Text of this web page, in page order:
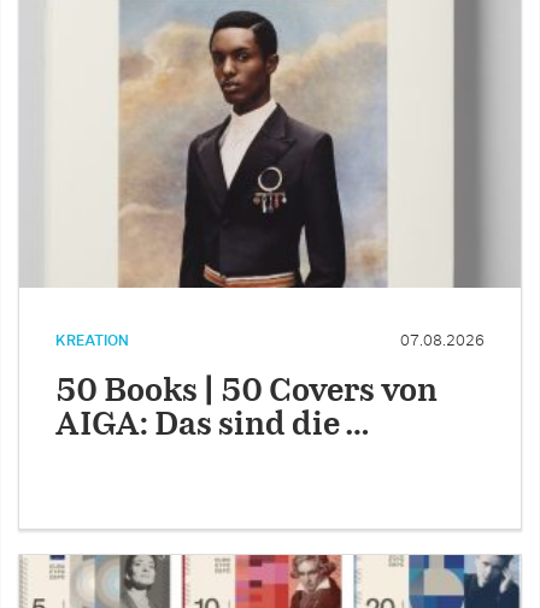
KREATION 07.08.2026
50 Books | 50 Covers von
AIGA: Das sind die …